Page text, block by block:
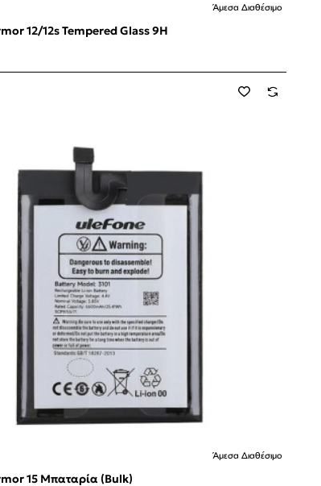
Άμεσα Διαθέσιμο
12/12s Tempered Glass 9H
Άμεσα Διαθέσιμο
15 Μπαταρία (Bulk)